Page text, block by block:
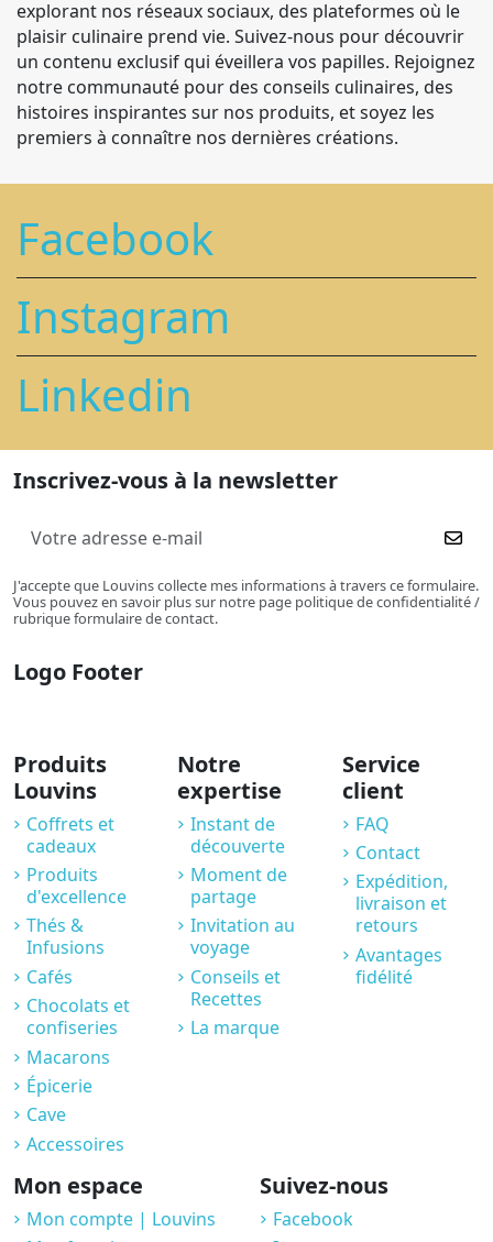
explorant nos réseaux sociaux, des plateformes où le
plaisir culinaire prend vie. Suivez-nous pour découvrir
un contenu exclusif qui éveillera vos papilles. Rejoignez
notre communauté pour des conseils culinaires, des
histoires inspirantes sur nos produits, et soyez les
premiers à connaître nos dernières créations.
Facebook
Instagram
Linkedin
Inscrivez-vous à la newsletter
J'accepte que Louvins collecte mes informations à travers ce formulaire.
Vous pouvez en savoir plus sur notre page politique de confidentialité /
rubrique formulaire de contact.
Logo Footer
Produits
Louvins
Coffrets et
cadeaux
Produits
d'excellence
Thés &
Infusions
Cafés
Chocolats et
confiseries
Macarons
Épicerie
Cave
Accessoires
Notre
expertise
Instant de
découverte
Moment de
partage
Invitation au
voyage
Conseils et
Recettes
La marque
Service
client
FAQ
Contact
Expédition,
livraison et
retours
Avantages
fidélité
Mon espace
Mon compte | Louvins
Suivez-nous
Facebook